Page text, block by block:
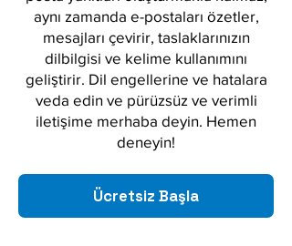
aynı zamanda e-postaları özetler,
mesajları çevirir, taslaklarınızın
dilbilgisi ve kelime kullanımını
geliştirir. Dil engellerine ve hatalara
veda edin ve pürüzsüz ve verimli
iletişime merhaba deyin. Hemen
deneyin!
Ücretsiz Başla